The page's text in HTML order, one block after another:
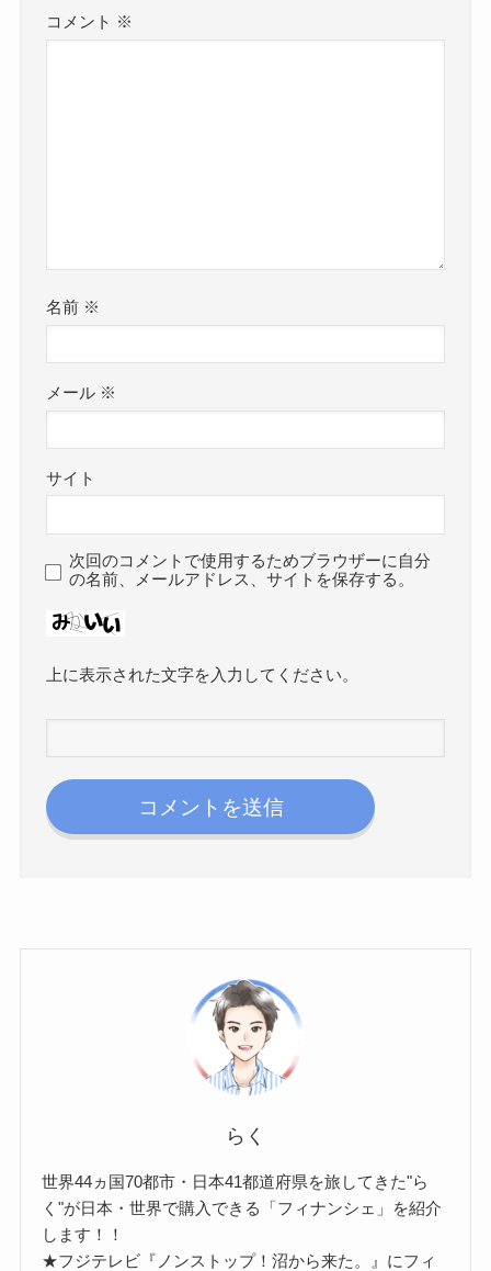
コメント ※
名前 ※
メール ※
サイト
次回のコメントで使用するためブラウザーに自分
の名前、メールアドレス、サイトを保存する。
上に表示された文字を入力してください。
らく
世界44ヵ国70都市・日本41都道府県を旅してきた"ら
く"が日本・世界で購入できる「フィナンシェ」を紹介
します！！
★フジテレビ『ノンストップ！沼から来た。』にフィ